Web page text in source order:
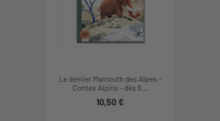
Le dernier Mamouth des Alpes -
Contes Alpins - dès 6...
10,50 €